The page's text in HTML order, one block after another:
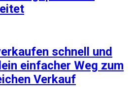
schnell und
einfacher Weg zum
Verkauf